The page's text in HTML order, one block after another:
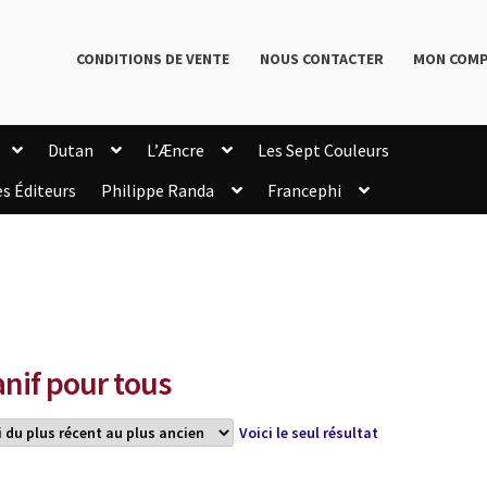
CONDITIONS DE VENTE NOUS CONTACTER MON
Dutan L’Æncre
Les Sept Couleurs
Éditeurs Philippe Randa
Francephi
pour tous
Voici le seul résultat